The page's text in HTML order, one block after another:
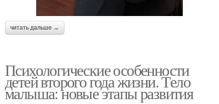
читать дальше →
Психологические особенности
детей второго года жизни. Тело
малыша: новые этапы развития